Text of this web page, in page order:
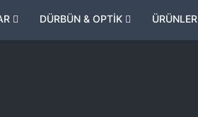
DÜRBÜN & OPTİK ÜRÜNLER